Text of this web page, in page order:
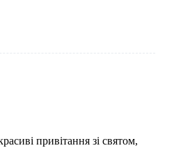
привітання зі святом,